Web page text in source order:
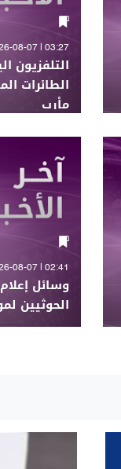
03:27 | 2026-08-07
التلفزيون
الطائرات
مأرب
02:41 | 2026-08-07
وسائل
الحوثيين